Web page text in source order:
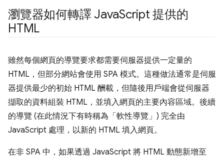
瀏覽器如何轉譯 JavaScript 提供的
HTML
雖然每個網頁的導覽要求都需要伺服器提供一定量的
HTML，但部分網站會使用 SPA 模式。這種做法通常是伺服
器提供最少的初始 HTML 酬載，但隨後用戶端會從伺服器
擷取的資料組裝 HTML，並填入網頁的主要內容區域。後續
的導覽 (在此情況下有時稱為「軟性導覽」) 完全由
JavaScript 處理，以新的 HTML 填入網頁。
在非 SPA 中，如果透過 JavaScript 將 HTML 動態新增至